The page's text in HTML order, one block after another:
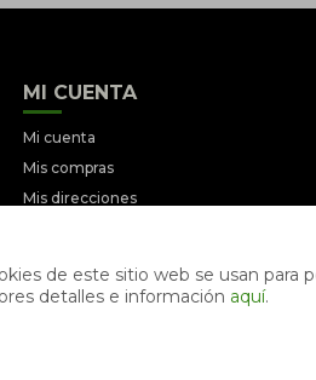
de este sitio web se usan
detalles e información aquí.
MI CUENTA
Mi cuenta
Mis compras
Mis direcciones